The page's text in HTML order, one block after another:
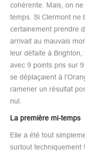
cohérente. Mais, on
temps. Si Clermont ne
certainement prendre
arrivait au mauvais
leur défaite à
avec 9 points pris sur
se déplaçaient à
ramener un résultat
nul.
La première mi-temps
Elle a été tout
surtout techniquement